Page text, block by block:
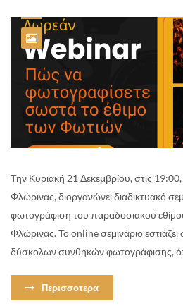
Την Κυριακή 21 Δεκεμβρίου, στις
Φλώρινας, διοργανώνει διαδικτυακό
φωτογράφιση του παραδοσιακού
Φλώρινας. Το online σεμινάριο εστιάζει
δύσκολων συνθηκών φωτογράφισης,
Περισσοτερα